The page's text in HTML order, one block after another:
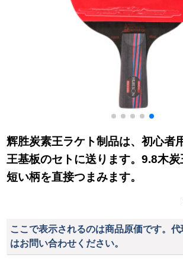
辉胜炭素王ラケト制品は、初心者
王基板のセトに送ります。9.8木
短い柄を直接つまみます。
ここで表示されるのは商品原価です。
はお問い合わせください。